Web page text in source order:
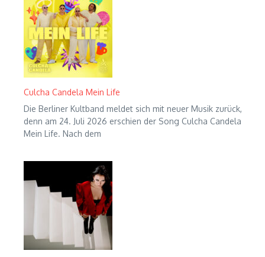
Culcha Candela Mein Life
Die Berliner Kultband meldet sich mit neuer Musik zurück,
denn am 24. Juli 2026 erschien der Song Culcha Candela
Mein Life. Nach dem